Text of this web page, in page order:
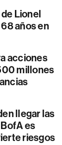
Lionel
años en
acciones
millones
llegar las
es
riesgos